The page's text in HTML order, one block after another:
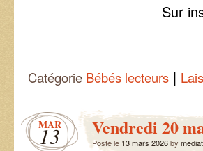
Sur
Catégorie Bébés lecteurs |
MAR
13 Vendredi 20
Posté le 13 mars 2026by